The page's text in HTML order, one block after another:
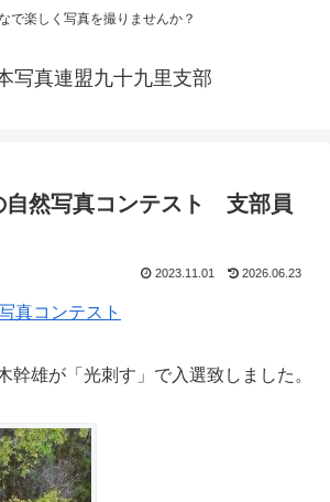
で楽しく写真を撮りませんか？
写真連盟九十九里支部
自然写真コンテスト 支部員
2023.11.01 2026.06.23
真コンテスト
雄が「光刺す」で入選致しました。